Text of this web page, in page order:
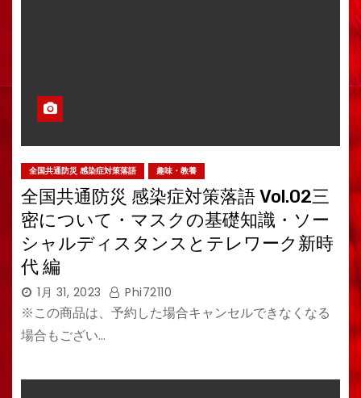
全国共通防災 感染症対策落語 趣味・教養
全国共通防災 感染症対策落語 Vol.02三
密について・マスクの基礎知識・ソー
シャルディスタンスとテレワーク新時
代 編
1月 31, 2023 Phi72110
※この商品は、予約した場合キャンセルできなくなる
場合もござい…